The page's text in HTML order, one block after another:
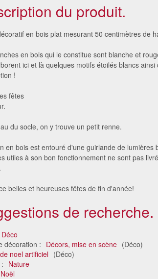
du produit.
en bois plat mesurant 50 centimètres de
en bois qui le constitue sont blanche et
ici et là quelques motifs étoilés blancs ainsi
!
fêtes
du socle, on y trouve un petit renne.
en bois est entouré d'une guirlande de lumières
utiles à son bon fonctionnement ne sont pas
belles et heureuses fêtes de fin d'année!
de recherche.
Déco
décoration : Décors, mise en scène (Déco)
noel artificiel (Déco)
Nature
Noël
7.45 €